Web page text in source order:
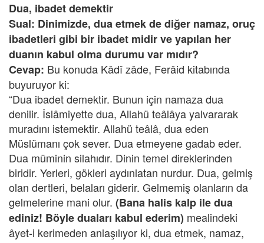
Dua, ibadet demektir
Sual: Dinimizde, dua etmek de diğer namaz, oruç
ibadetleri gibi bir ibadet midir ve yapılan her
duanın kabul olma durumu var mıdır?
Cevap: Bu konuda Kâdî zâde, Ferâid kitabında
buyuruyor ki:
“Dua ibadet demektir. Bunun için namaza dua
denilir. İslâmiyette dua, Allahü teâlâya yalvararak
muradını istemektir. Allahü teâlâ, dua eden
Müslümanı çok sever. Dua etmeyene gadab eder.
Dua müminin silahıdır. Dinin temel direklerinden
biridir. Yerleri, gökleri aydınlatan nurdur. Dua, gelmiş
olan dertleri, belaları giderir. Gelmemiş olanların da
gelmelerine mani olur. (Bana halis kalp ile dua
ediniz! Böyle duaları kabul ederim) mealindeki
âyet-i kerimeden anlaşılıyor ki, dua etmek, namaz,